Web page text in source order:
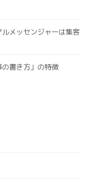
メッセンジャーは集客
書き方」の特徴